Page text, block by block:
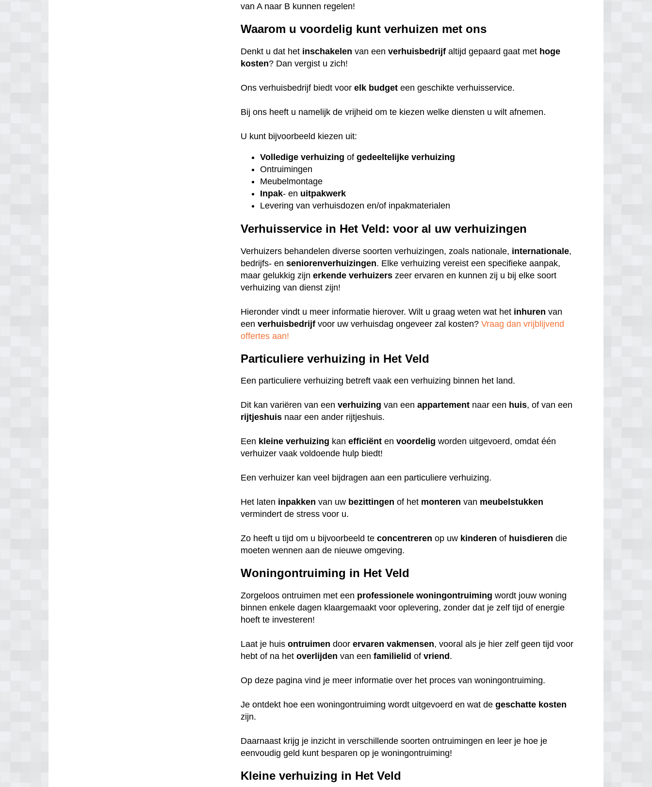
van A naar B kunnen regelen!
Waarom u voordelig kunt verhuizen met ons
Denkt u dat het inschakelen van eenverhuisbedrijf altijd gepaard gaat met hoge
kosten? Dan vergist u zich!
Ons verhuisbedrijf biedt voorelk budget een geschikte verhuisservice.
Bij ons heeft u namelijk de vrijheid om te kiezen welke diensten u wilt afnemen.
U kunt bijvoorbeeld kiezen uit:
Volledige verhuizing ofgedeeltelijke verhuizing
Ontruimingen
Meubelmontage
Inpak- en uitpakwerk
Levering van verhuisdozen en/of inpakmaterialen
Verhuisservice in Het Veld: voor al uw verhuizingen
Verhuizers behandelen diverse soorten verhuizingen, zoals nationale, internationale,
bedrijfs- enseniorenverhuizingen. Elke verhuizing vereist een specifieke aanpak,
maar gelukkig zijnerkende verhuizers zeer ervaren en kunnen zij u bij elke soort
verhuizing van dienst zijn!
Hieronder vindt u meer informatie hierover. Wilt u graag weten wat het inhuren van
eenverhuisbedrijf voor uw verhuisdag ongeveer zal kosten?Vraag dan vrijblijvend
offertes aan!
Particuliere verhuizing in Het Veld
Een particuliere verhuizing betreft vaak een verhuizing binnen het land.
Dit kan variëren van eenverhuizing van eenappartement naar een huis, of van een
rijtjeshuis naar een ander rijtjeshuis.
Een kleine verhuizing kanefficiënt envoordelig worden uitgevoerd, omdat één
verhuizer vaak voldoende hulp biedt!
Een verhuizer kan veel bijdragen aan een particuliere verhuizing.
Het laten inpakken van uw bezittingen of het monteren van meubelstukken
vermindert de stress voor u.
Zo heeft u tijd om u bijvoorbeeld teconcentreren op uw kinderen of huisdieren die
moeten wennen aan de nieuwe omgeving.
Woningontruiming in Het Veld
Zorgeloos ontruimen met een professionele woningontruiming wordt jouw woning
binnen enkele dagen klaargemaakt voor oplevering, zonder dat je zelf tijd of energie
hoeft te investeren!
Laat je huisontruimen doorervaren vakmensen, vooral als je hier zelf geen tijd voor
hebt of na hetoverlijden van eenfamilielid ofvriend.
Op deze pagina vind je meer informatie over het proces van woningontruiming.
Je ontdekt hoe een woningontruiming wordt uitgevoerd en wat degeschatte kosten
zijn.
Daarnaast krijg je inzicht in verschillende soorten ontruimingen en leer je hoe je
eenvoudig geld kunt besparen op je woningontruiming!
Kleine verhuizing in Het Veld